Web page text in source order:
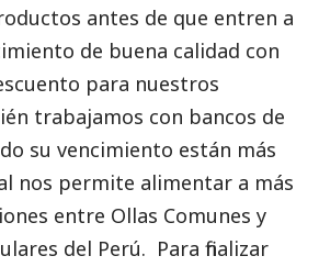
antes de que entren a
de buena calidad con
para nuestros
trabajamos con bancos de
su vencimiento están más
nos permite alimentar a más
entre Ollas Comunes y
del Perú. Para finalizar